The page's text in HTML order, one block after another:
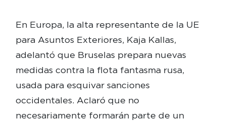
En Europa, la alta representante de la UE
para Asuntos Exteriores, Kaja Kallas,
adelantó que Bruselas prepara nuevas
medidas contra la flota fantasma rusa,
usada para esquivar sanciones
occidentales. Aclaró que no
necesariamente formarán parte de un